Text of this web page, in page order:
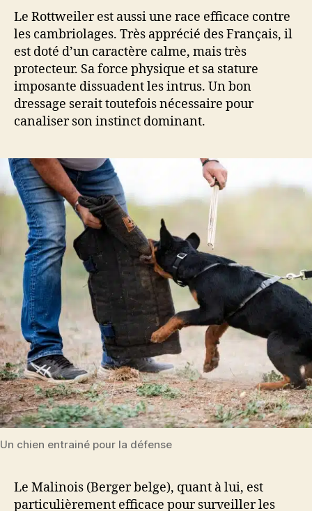
Le Rottweiler est aussi une race efficace contre
les cambriolages. Très apprécié des Français, il
est doté d’un caractère calme, mais très
protecteur. Sa force physique et sa stature
imposante dissuadent les intrus. Un bon
dressage serait toutefois nécessaire pour
canaliser son instinct dominant.
Un chien entrainé pour la défense
Le Malinois (Berger belge), quant à lui, est
particulièrement efficace pour surveiller les